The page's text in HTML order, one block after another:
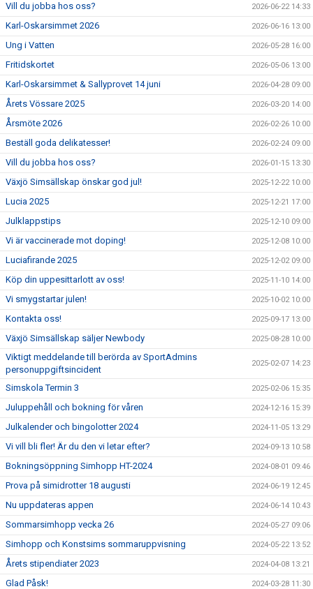
Vill du jobba hos oss? 2026-06-22 14:33
Karl-Oskarsimmet 2026 2026-06-16 13:00
Ung i Vatten 2026-05-28 16:00
Fritidskortet 2026-05-06 13:00
Karl-Oskarsimmet & Sallyprovet 14 juni 2026-04-28 09:00
Årets Vössare 2025 2026-03-20 14:00
Årsmöte 2026 2026-02-26 10:00
Beställ goda delikatesser! 2026-02-24 09:00
Vill du jobba hos oss? 2026-01-15 13:30
Växjö Simsällskap önskar god jul! 2025-12-22 10:00
Lucia 2025 2025-12-21 17:00
Julklappstips 2025-12-10 09:00
Vi är vaccinerade mot doping! 2025-12-08 10:00
Luciafirande 2025 2025-12-02 09:00
Köp din uppesittarlott av oss! 2025-11-10 14:00
Vi smygstartar julen! 2025-10-02 10:00
Kontakta oss! 2025-09-17 13:00
Växjö Simsällskap säljer Newbody 2025-08-28 10:00
Viktigt meddelande till berörda av SportAdmins
personuppgiftsincident
2025-02-07 14:23
Simskola Termin 3 2025-02-06 15:35
Juluppehåll och bokning för våren 2024-12-16 15:39
Julkalender och bingolotter 2024 2024-11-05 13:29
Vi vill bli fler! Är du den vi letar efter? 2024-09-13 10:58
Bokningsöppning Simhopp HT-2024 2024-08-01 09:46
Prova på simidrotter 18 augusti 2024-06-19 12:45
Nu uppdateras appen 2024-06-14 10:43
Sommarsimhopp vecka 26 2024-05-27 09:06
Simhopp och Konstsims sommaruppvisning 2024-05-22 13:52
Årets stipendiater 2023 2024-04-08 13:21
Glad Påsk! 2024-03-28 11:30